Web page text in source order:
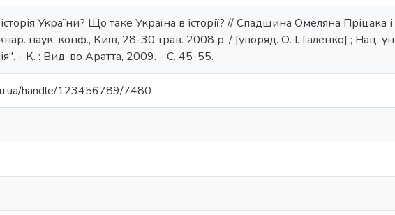
України? Що таке Україна в історії? // Спадщина Омеляна Пріцака і
наук. конф., Київ, 28-30 трав. 2008 р. / [упоряд. О. І. Галенко] ; Нац.
- К. : Вид-во Аратта, 2009. - С. 45-55.
handle/123456789/7480